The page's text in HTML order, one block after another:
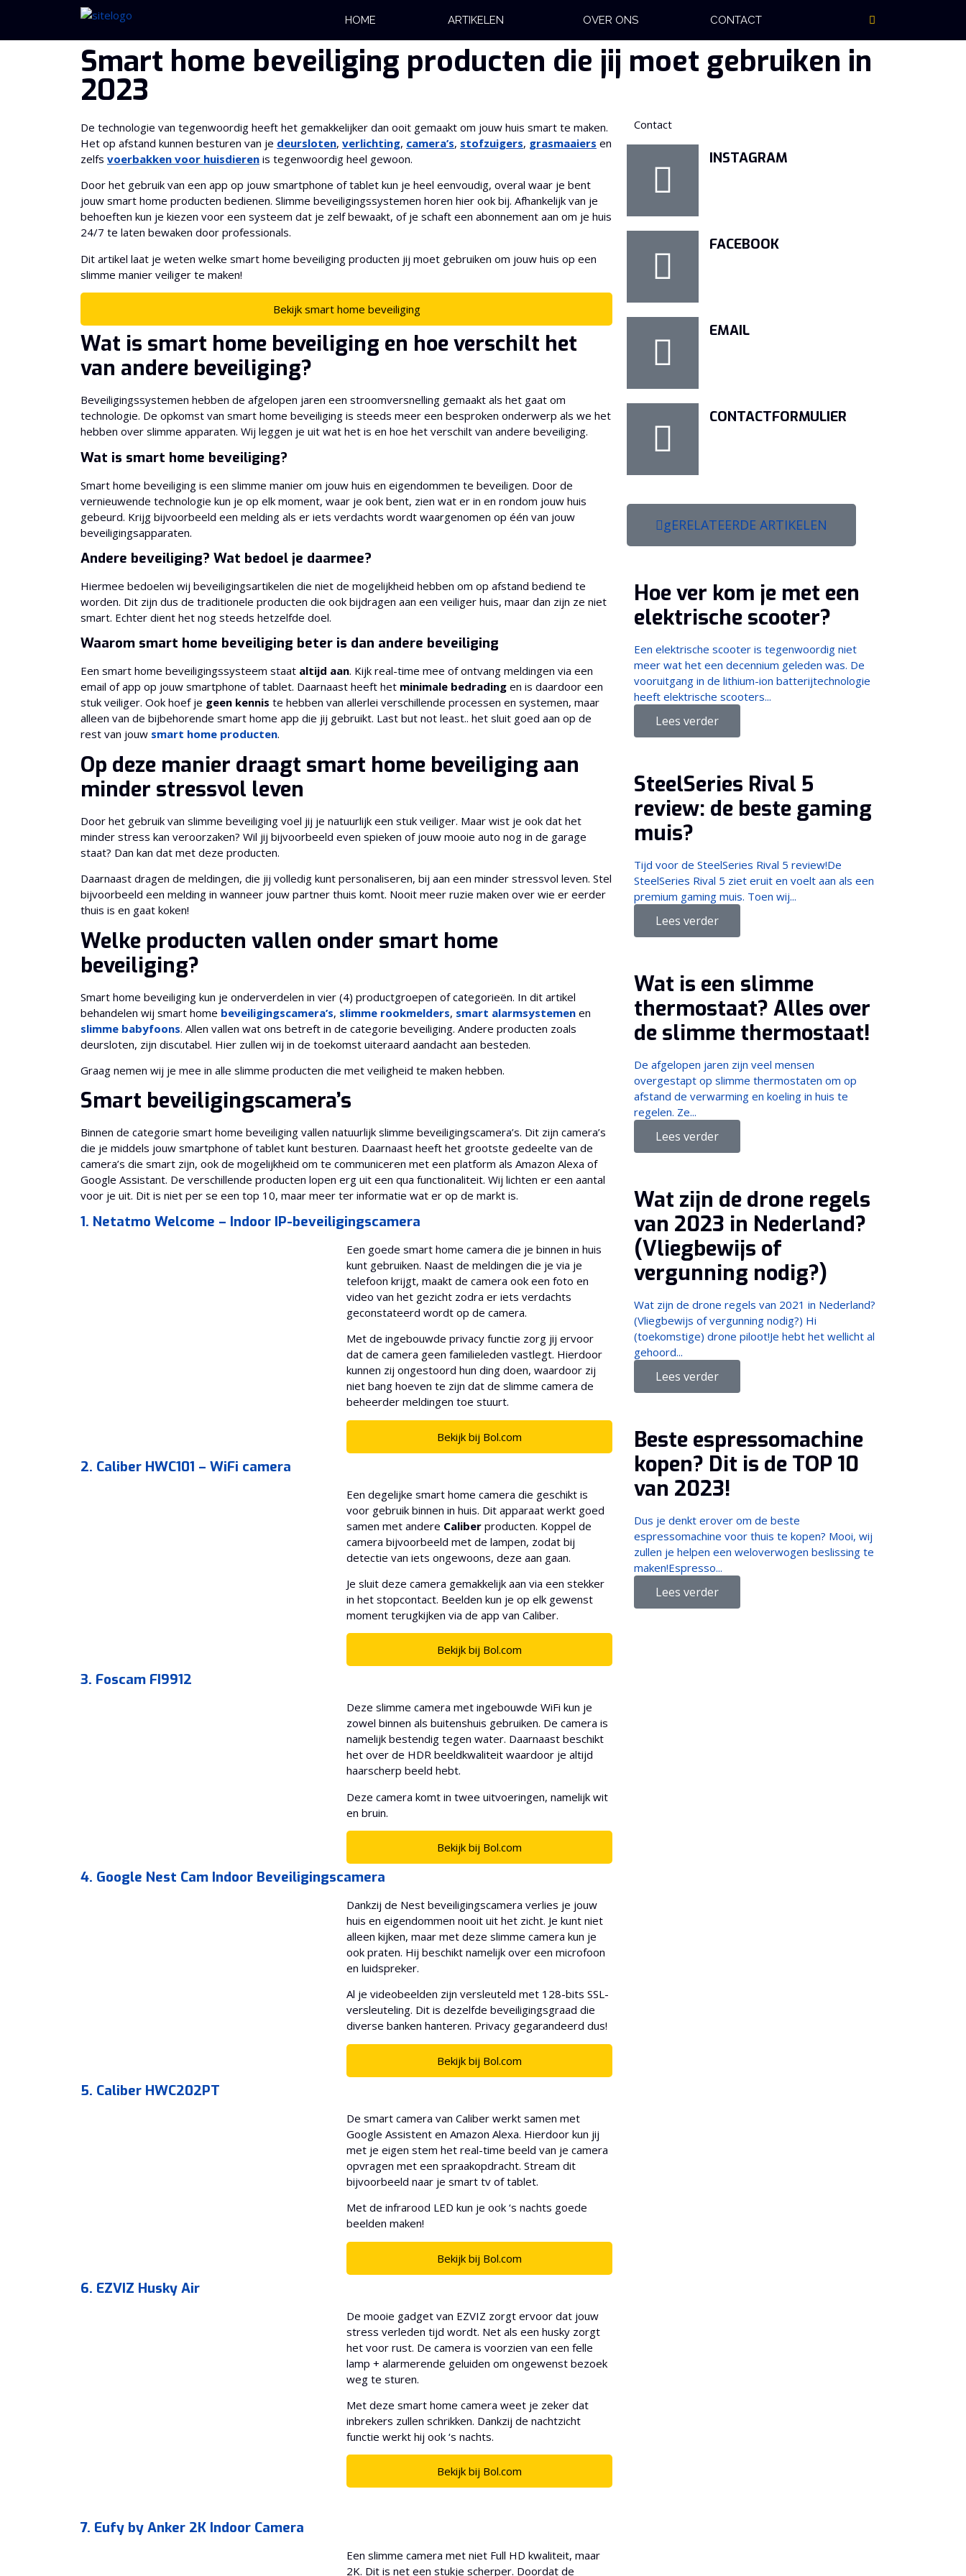
HOME ARTIKELEN OVER ONS CONTACT
Smart home beveiliging producten die jij moet gebruiken in
2023
De technologie van tegenwoordig heeft het gemakkelijker dan ooit gemaakt om jouw huis smart te maken.
Het op afstand kunnen besturen van je deursloten, verlichting, camera’s, stofzuigers, grasmaaiers en
zelfs voerbakken voor huisdieren is tegenwoordig heel gewoon.
Door het gebruik van een app op jouw smartphone of tablet kun je heel eenvoudig, overal waar je bent
jouw smart home producten bedienen. Slimme beveiligingssystemen horen hier ook bij. Afhankelijk van je
behoeften kun je kiezen voor een systeem dat je zelf bewaakt, of je schaft een abonnement aan om je huis
24/7 te laten bewaken door professionals.
Dit artikel laat je weten welke smart home beveiliging producten jij moet gebruiken om jouw huis op een
slimme manier veiliger te maken!
Bekijk smart home beveiliging
Wat is smart home beveiliging en hoe verschilt het
van andere beveiliging?
Beveiligingssystemen hebben de afgelopen jaren een stroomversnelling gemaakt als het gaat om
technologie. De opkomst van smart home beveiliging is steeds meer een besproken onderwerp als we het
hebben over slimme apparaten. Wij leggen je uit wat het is en hoe het verschilt van andere beveiliging.
Wat is smart home beveiliging?
Smart home beveiliging is een slimme manier om jouw huis en eigendommen te beveiligen. Door de
vernieuwende technologie kun je op elk moment, waar je ook bent, zien wat er in en rondom jouw huis
gebeurd. Krijg bijvoorbeeld een melding als er iets verdachts wordt waargenomen op één van jouw
beveiligingsapparaten.
Andere beveiliging? Wat bedoel je daarmee?
Hiermee bedoelen wij beveiligingsartikelen die niet de mogelijkheid hebben om op afstand bediend te
worden. Dit zijn dus de traditionele producten die ook bijdragen aan een veiliger huis, maar dan zijn ze niet
smart. Echter dient het nog steeds hetzelfde doel.
Waarom smart home beveiliging beter is dan andere beveiliging
Een smart home beveiligingssysteem staat altijd aan. Kijk real-time mee of ontvang meldingen via een
email of app op jouw smartphone of tablet. Daarnaast heeft het minimale bedrading en is daardoor een
stuk veiliger. Ook hoef je geen kennis te hebben van allerlei verschillende processen en systemen, maar
alleen van de bijbehorende smart home app die jij gebruikt. Last but not least.. het sluit goed aan op de
rest van jouw smart home producten.
Op deze manier draagt smart home beveiliging aan
minder stressvol leven
Door het gebruik van slimme beveiliging voel jij je natuurlijk een stuk veiliger. Maar wist je ook dat het
minder stress kan veroorzaken? Wil jij bijvoorbeeld even spieken of jouw mooie auto nog in de garage
staat? Dan kan dat met deze producten.
Daarnaast dragen de meldingen, die jij volledig kunt personaliseren, bij aan een minder stressvol leven. Stel
bijvoorbeeld een melding in wanneer jouw partner thuis komt. Nooit meer ruzie maken over wie er eerder
thuis is en gaat koken!
Welke producten vallen onder smart home
beveiliging?
Smart home beveiliging kun je onderverdelen in vier (4) productgroepen of categorieën. In dit artikel
behandelen wij smart home beveiligingscamera’s, slimme rookmelders, smart alarmsystemen en
slimme babyfoons. Allen vallen wat ons betreft in de categorie beveiliging. Andere producten zoals
deursloten, zijn discutabel. Hier zullen wij in de toekomst uiteraard aandacht aan besteden.
Graag nemen wij je mee in alle slimme producten die met veiligheid te maken hebben.
Smart beveiligingscamera’s
Binnen de categorie smart home beveiliging vallen natuurlijk slimme beveiligingscamera’s. Dit zijn camera’s
die je middels jouw smartphone of tablet kunt besturen. Daarnaast heeft het grootste gedeelte van de
camera’s die smart zijn, ook de mogelijkheid om te communiceren met een platform als Amazon Alexa of
Google Assistant. De verschillende producten lopen erg uit een qua functionaliteit. Wij lichten er een aantal
voor je uit. Dit is niet per se een top 10, maar meer ter informatie wat er op de markt is.
1. Netatmo Welcome – Indoor IP-beveiligingscamera
Een goede smart home camera die je binnen in huis
kunt gebruiken. Naast de meldingen die je via je
telefoon krijgt, maakt de camera ook een foto en
video van het gezicht zodra er iets verdachts
geconstateerd wordt op de camera.
Met de ingebouwde privacy functie zorg jij ervoor
dat de camera geen familieleden vastlegt. Hierdoor
kunnen zij ongestoord hun ding doen, waardoor zij
niet bang hoeven te zijn dat de slimme camera de
beheerder meldingen toe stuurt.
Bekijk bij Bol.com
2. Caliber HWC101 – WiFi camera
Een degelijke smart home camera die geschikt is
voor gebruik binnen in huis. Dit apparaat werkt goed
samen met andere Caliber producten. Koppel de
camera bijvoorbeeld met de lampen, zodat bij
detectie van iets ongewoons, deze aan gaan.
Je sluit deze camera gemakkelijk aan via een stekker
in het stopcontact. Beelden kun je op elk gewenst
moment terugkijken via de app van Caliber.
Bekijk bij Bol.com
3. Foscam FI9912
Deze slimme camera met ingebouwde WiFi kun je
zowel binnen als buitenshuis gebruiken. De camera is
namelijk bestendig tegen water. Daarnaast beschikt
het over de HDR beeldkwaliteit waardoor je altijd
haarscherp beeld hebt.
Deze camera komt in twee uitvoeringen, namelijk wit
en bruin.
Bekijk bij Bol.com
4. Google Nest Cam Indoor Beveiligingscamera
Dankzij de Nest beveiligingscamera verlies je jouw
huis en eigendommen nooit uit het zicht. Je kunt niet
alleen kijken, maar met deze slimme camera kun je
ook praten. Hij beschikt namelijk over een microfoon
en luidspreker.
Al je videobeelden zijn versleuteld met 128-bits SSL-
versleuteling. Dit is dezelfde beveiligingsgraad die
diverse banken hanteren. Privacy gegarandeerd dus!
Bekijk bij Bol.com
5. Caliber HWC202PT
De smart camera van Caliber werkt samen met
Google Assistent en Amazon Alexa. Hierdoor kun jij
met je eigen stem het real-time beeld van je camera
opvragen met een spraakopdracht. Stream dit
bijvoorbeeld naar je smart tv of tablet.
Met de infrarood LED kun je ook ‘s nachts goede
beelden maken!
Bekijk bij Bol.com
6. EZVIZ Husky Air
De mooie gadget van EZVIZ zorgt ervoor dat jouw
stress verleden tijd wordt. Net als een husky zorgt
het voor rust. De camera is voorzien van een felle
lamp + alarmerende geluiden om ongewenst bezoek
weg te sturen.
Met deze smart home camera weet je zeker dat
inbrekers zullen schrikken. Dankzij de nachtzicht
functie werkt hij ook ‘s nachts.
Bekijk bij Bol.com
7. Eufy by Anker 2K Indoor Camera
Een slimme camera met niet Full HD kwaliteit, maar
2K. Dit is net een stukje scherper. Doordat de
Contact
INSTAGRAM
FACEBOOK
EMAIL
CONTACTFORMULIER
gERELATEERDE ARTIKELEN
Hoe ver kom je met een
elektrische scooter?
Een elektrische scooter is tegenwoordig niet
meer wat het een decennium geleden was. De
vooruitgang in de lithium-ion batterijtechnologie
heeft elektrische scooters...
Lees verder
SteelSeries Rival 5
review: de beste gaming
muis?
Tijd voor de SteelSeries Rival 5 review!De
SteelSeries Rival 5 ziet eruit en voelt aan als een
premium gaming muis. Toen wij...
Lees verder
Wat is een slimme
thermostaat? Alles over
de slimme thermostaat!
De afgelopen jaren zijn veel mensen
overgestapt op slimme thermostaten om op
afstand de verwarming en koeling in huis te
regelen. Ze...
Lees verder
Wat zijn de drone regels
van 2023 in Nederland?
(Vliegbewijs of
vergunning nodig?)
Wat zijn de drone regels van 2021 in Nederland?
(Vliegbewijs of vergunning nodig?) Hi
(toekomstige) drone piloot!Je hebt het wellicht al
gehoord...
Lees verder
Beste espressomachine
kopen? Dit is de TOP 10
van 2023!
Dus je denkt erover om de beste
espressomachine voor thuis te kopen? Mooi, wij
zullen je helpen een weloverwogen beslissing te
maken!Espresso...
Lees verder